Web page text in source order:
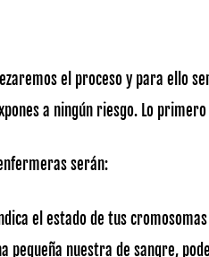
el proceso y para ello
a ningún riesgo. Lo
serán:
el estado de tus cromosomas
pequeña nuestra de sangre,